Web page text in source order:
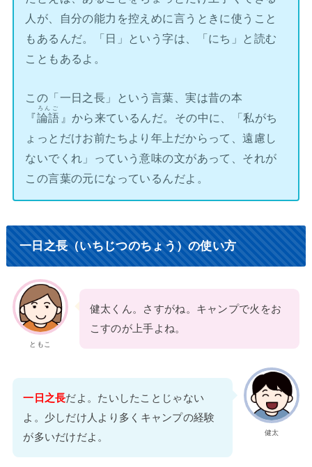
人が、自分の能力を控えめに言うときに使うこと
もあるんだ。「日」という字は、「にち」と読む
こともあるよ。
この「一日之長」という言葉、実は昔の本
『論語
ろんご
』から来ているんだ。その中に、「私がち
ょっとだけお前たちより年上だからって、遠慮し
ないでくれ」っていう意味の文があって、それが
この言葉の元になっているんだよ。
一日之長（いちじつのちょう）の使い方
ともこ
健太くん。さすがね。キャンプで火をお
こすのが上手よね。
健太
一日之長だよ。たいしたことじゃない
よ。少しだけ人より多くキャンプの経験
が多いだけだよ。